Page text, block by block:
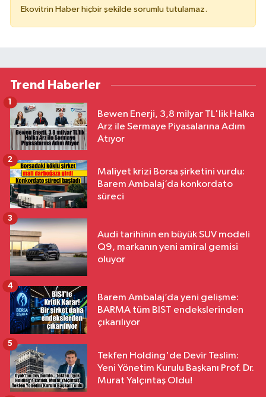
Ekovitrin Haber hiçbir şekilde sorumlu tutulamaz.
Trend Haberler
Bewen Enerji, 3,8 milyar TL'lik Halka
Arz ile Sermaye Piyasalarına Adım
Atıyor
1
Maliyet krizi Borsa şirketini vurdu:
Barem Ambalaj’da konkordato
süreci
2
Audi tarihinin en büyük SUV modeli
Q9, markanın yeni amiral gemisi
oluyor
3
Barem Ambalaj’da yeni gelişme:
BARMA tüm BIST endekslerinden
çıkarılıyor
4
Tekfen Holding'de Devir Teslim:
Yeni Yönetim Kurulu Başkanı Prof. Dr.
Murat Yalçıntaş Oldu!
5